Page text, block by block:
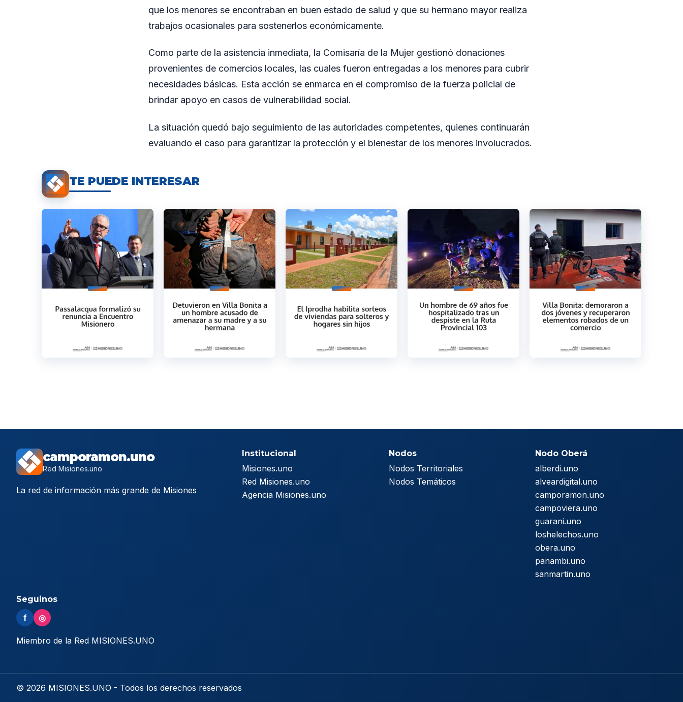
que los menores se encontraban en buen estado de salud y que su hermano mayor realiza
trabajos ocasionales para sostenerlos económicamente.
Como parte de la asistencia inmediata, la Comisaría de la Mujer gestionó donaciones
provenientes de comercios locales, las cuales fueron entregadas a los menores para cubrir
necesidades básicas. Esta acción se enmarca en el compromiso de la fuerza policial de
brindar apoyo en casos de vulnerabilidad social.
La situación quedó bajo seguimiento de las autoridades competentes, quienes continuarán
evaluando el caso para garantizar la protección y el bienestar de los menores involucrados.
TE PUEDE INTERESAR
camporamon.uno
Red Misiones.uno
La red de información más grande de Misiones
Institucional
Misiones.uno
Red Misiones.uno
Agencia Misiones.uno
Nodos
Nodos Territoriales
Nodos Temáticos
Nodo Oberá
alberdi.uno
alveardigital.uno
camporamon.uno
campoviera.uno
guarani.uno
loshelechos.uno
obera.uno
panambi.uno
sanmartin.uno
Seguinos
f ◎
Miembro de la Red MISIONES.UNO
© 2026 MISIONES.UNO - Todos los derechos reservados